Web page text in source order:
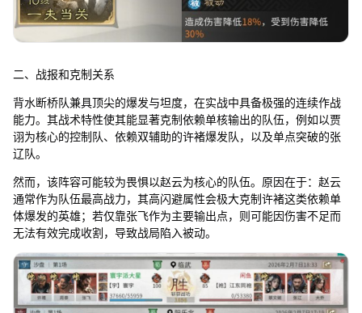
二、战报和克制关系
背水断桥队兼具顶尖的爆发与坦度，在实战中具备极强的连续作战
能力。其战术特性使其能显著克制依赖单核输出的队伍，例如以贾
诩为核心的控制队、依赖双辅助的许褚爆发队，以及单点突破的张
辽队。
然而，该阵容可能较为畏惧以赵云为核心的队伍。原因在于：赵云
通常作为队伍最高战力，其高闪避属性会极大克制许褚这类依赖单
体爆发的英雄；若仅靠张飞作为主要输出点，则可能因伤害不足而
无法有效完成收割，导致战局陷入被动。